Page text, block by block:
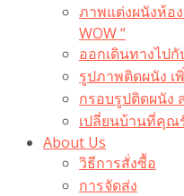
ภาพแต่งผนังห้อ
WOW “
ออกเดินทางไปกั
รูปภาพติดผนัง
กรอบรูปติดผนัง
เปลี่ยนบ้านที่คุณ
About Us
วิธีการสั่งซื้อ
การจัดส่ง